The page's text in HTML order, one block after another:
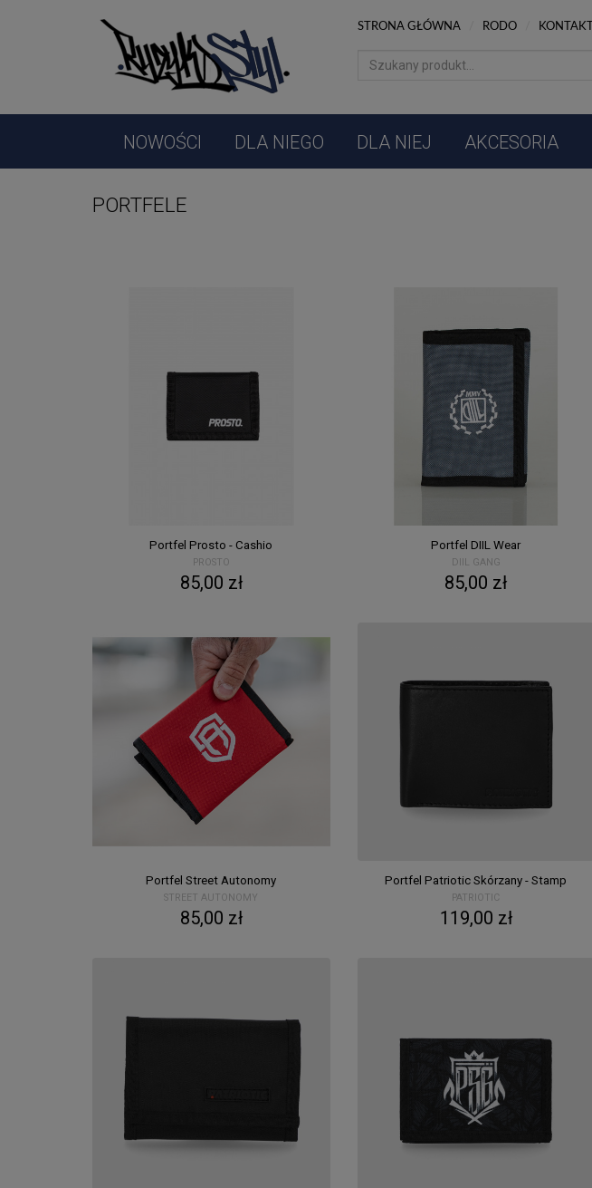
DLA
STRONA GŁÓWNA RODO KONTAKT
NOWOŚCI DLA NIEGO DLA NIEJ AKCESORIA
PORTFELE
Portfel Prosto - Cashio
PROSTO
85,00 zł
Portfel DIIL Wear
DIIL GANG
85,00 zł
Portfel Street Autonomy
STREET AUTONOMY
85,00 zł
Portfel Patriotic Skórzany - Stamp
PATRIOTIC
119,00 zł